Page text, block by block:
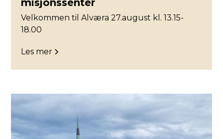
misjonssenter
Velkommen til Alværa 27.august kl. 13.15-
18.00
Les mer